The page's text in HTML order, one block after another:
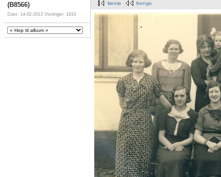
(B8566)
Dato: 14-02-2013 Visninger: 1819
første forrige